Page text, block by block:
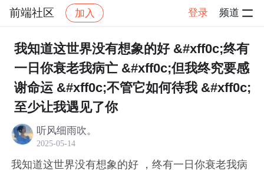
前端社区 加入 登录 频道
社区 前端社区 感慨 帖子详情
我知道这世界没有想象的好 &#xff0c;终有
一日你衰老我病亡 &#xff0c;但我终究要感
谢命运 &#xff0c;不管它如何待我 &#xff0c;
至少让我遇见了你
听风细雨吹。
2025-05-14
我知道这世界没有想象的好 ，终有一日你衰老我病